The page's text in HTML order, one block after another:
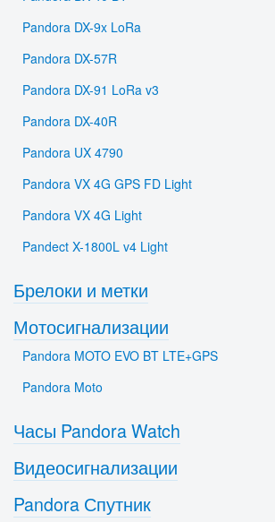
Pandora DX-9x LoRa
Pandora DX-57R
Pandora DX-91 LoRa v3
Pandora DX-40R
Pandora UX 4790
Pandora VX 4G GPS FD Light
Pandora VX 4G Light
Pandect X-1800L v4 Light
Брелоки и метки
Мотосигнализации
Pandora MOTO EVO BT LTE+GPS
Pandora Moto
Часы Pandora Watch
Видеосигнализации
Pandora Спутник